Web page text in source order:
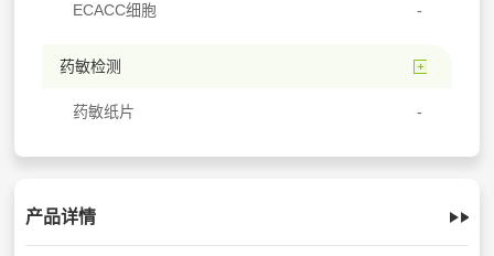
ECACC细胞
药敏检测
药敏纸片
产品详情